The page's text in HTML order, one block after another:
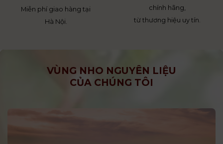
Miễn phí giao hàng tại
Hà Nội.
chính hãng,
từ thương hiệu uy tín.
VÙNG NHO NGUYÊN LIỆU
CỦA CHÚNG TÔI